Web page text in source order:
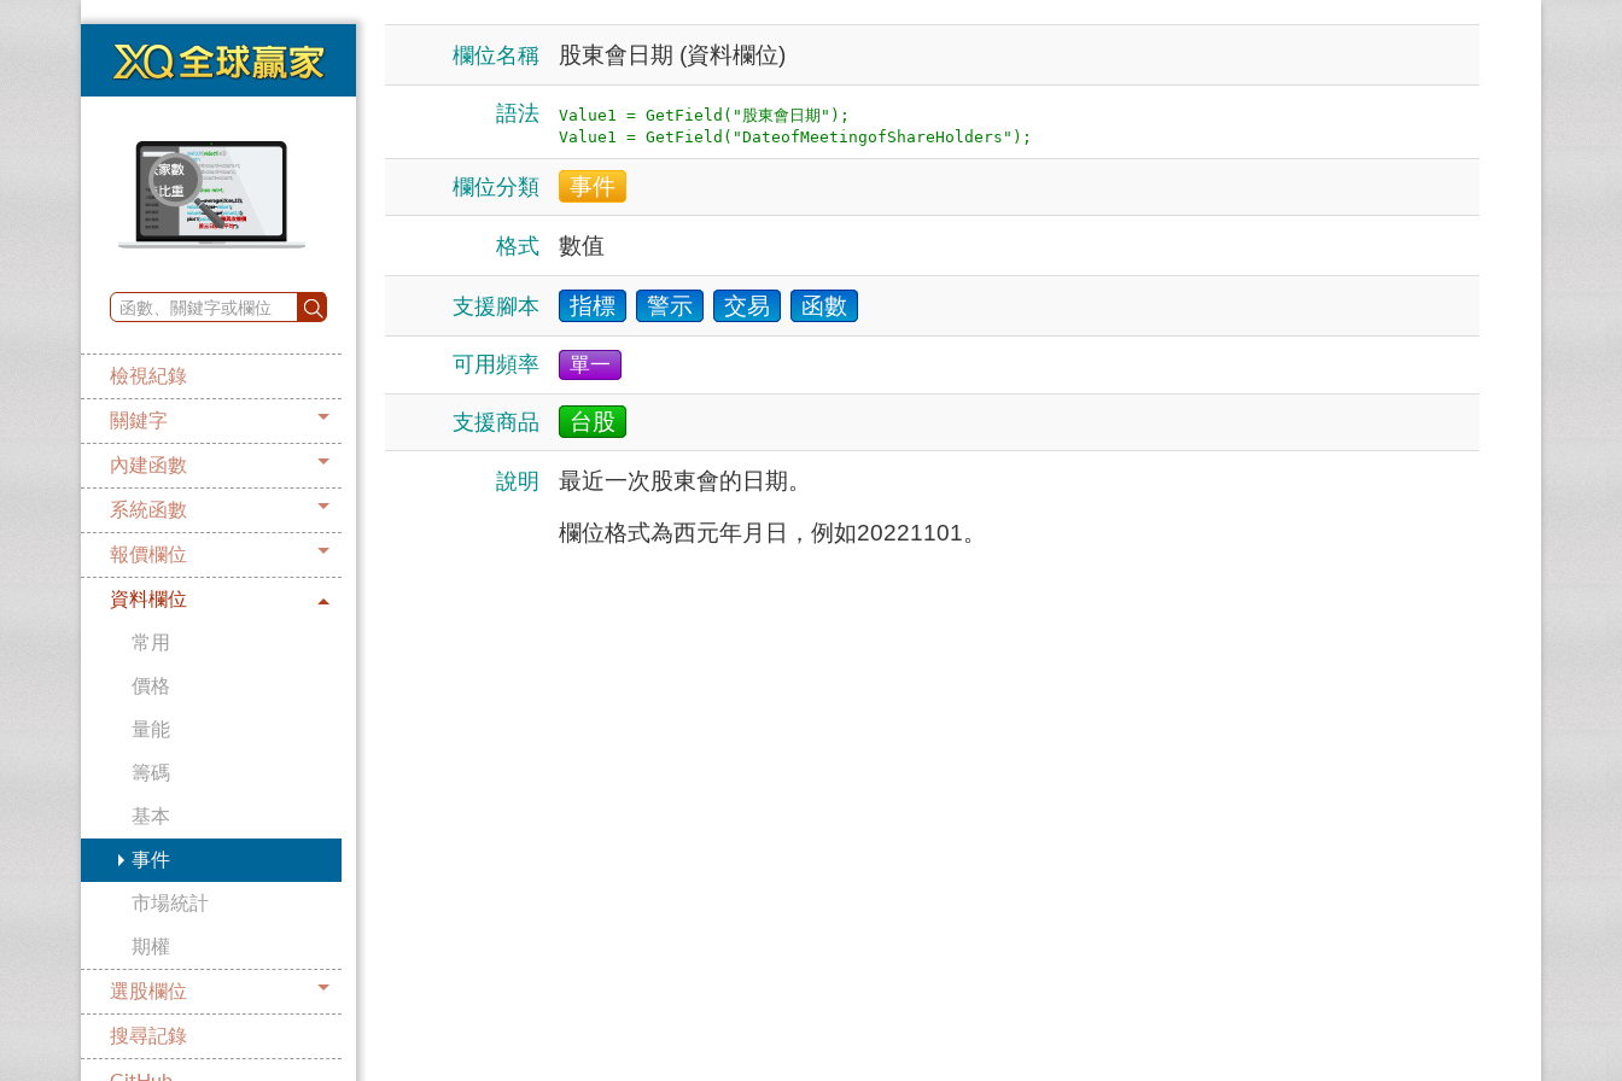
檢視紀錄
關鍵字
內建函數
系統函數
報價欄位
資料欄位
常用
價格
量能
籌碼
基本
事件
市場統計
期權
選股欄位
搜尋記錄
欄位名稱 股東會日期 (資料欄位)
語法
Value1 = GetField("股東會日期");
欄位分類 事件
格式 數值
支援腳本 指標 警示 交易 函數
可用頻率 單一
支援商品 台股
說明 最近一次股東會的日期。
欄位格式為西元年月日，例如20221101。